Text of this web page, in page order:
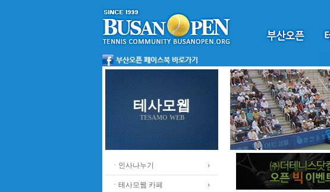
테사모웹
TESAMO WEB
ㆍ인사나누기
ㆍ테사모웹 카페